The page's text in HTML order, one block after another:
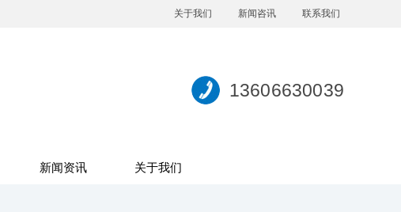
关于我们 新闻咨讯 联系我们
13606630039
新闻资讯 关于我们